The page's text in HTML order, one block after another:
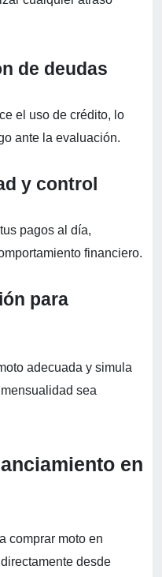
de deudas
el uso de crédito, lo
ante la evaluación.
y control
pagos al día,
financiero.
para
adecuada y simula
sea
en
comprar moto en
desde